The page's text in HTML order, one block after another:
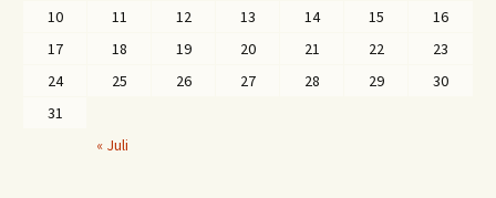
10
11 12 13 14 15
16
17
18 19 20 21 22
23
24
25 26 27 28 29
30
31
« Juli